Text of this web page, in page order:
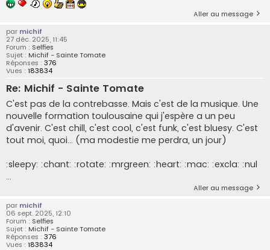
Aller au message
par michif
27 déc. 2025, 11:45
Forum : Selfies
Sujet : Michif - Sainte Tomate
Réponses : 376
Vues : 183834
Re: Michif - Sainte Tomate
C'est pas de la contrebasse. Mais c'est de la musique. Une
nouvelle formation toulousaine qui j'espère a un peu
d'avenir. C'est chill, c'est cool, c'est funk, c'est bluesy. C'est
tout moi, quoi... (ma modestie me perdra, un jour)
:sleepy: :chant: :rotate: :mrgreen: :heart: :mac: :excla: :nul
...
Aller au message
par michif
06 sept. 2025, 12:10
Forum : Selfies
Sujet : Michif - Sainte Tomate
Réponses : 376
Vues : 183834